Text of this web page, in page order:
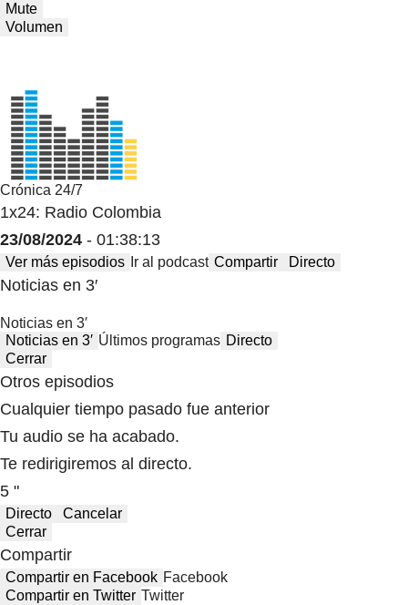
Mute
Volumen
Crónica 24/7
1x24: Radio Colombia
23/08/2024 - 01:38:13
Ver más episodios Ir al podcast Compartir Directo
Noticias en 3′
Noticias en 3′
Noticias en 3′ Últimos programas Directo
Cerrar
Otros episodios
Cualquier tiempo pasado fue anterior
Tu audio se ha acabado.
Te redirigiremos al directo.
5 "
Directo
Cancelar
Cerrar
Compartir
Compartir en Facebook Facebook
Compartir en Twitter Twitter